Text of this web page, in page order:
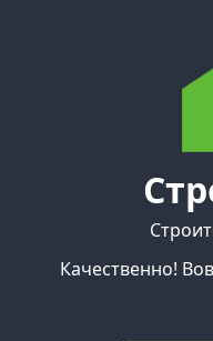
Качественно!